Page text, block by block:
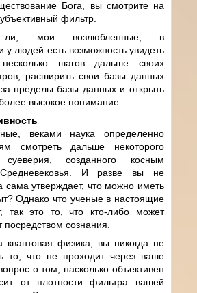
Бога, вы смотрите на
фильтр.
мои возлюбленные, в
у людей есть возможность увидеть
шагов дальше своих
расширить свои базы данных
пределы базы данных и открыть
высокое понимание.
веками наука определенно
смотреть дальше некоторого
созданного косным
Средневековья. И разве вы не
сама утверждает, что можно иметь
Однако что ученые в настоящие
так это то, что кто-либо может
посредством сознания.
квантовая физика, вы никогда не
то, что не проходит через ваше
о том, насколько объективен
от плотности фильтра вашей